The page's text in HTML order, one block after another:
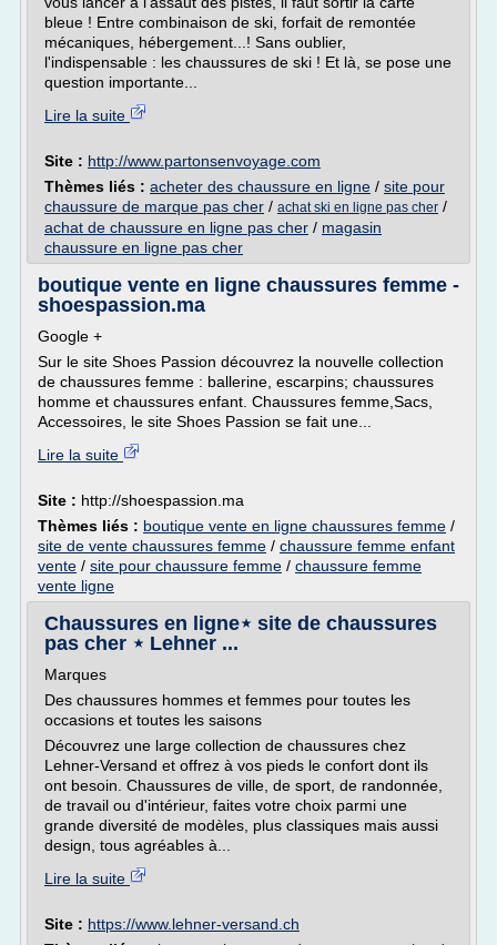
bleue ! Entre combinaison de ski, forfait de remontée
mécaniques, hébergement...! Sans oublier,
l'indispensable : les chaussures de ski ! Et là, se pose une
question importante...
Lire la suite
Site : http://www.partonsenvoyage.com
Thèmes liés : acheter des chaussure en ligne / site pour
chaussure de marque pas cher / achat ski en ligne pas cher /
achat de chaussure en ligne pas cher / magasin
chaussure en ligne pas cher
boutique vente en ligne chaussures femme -
shoespassion.ma
Google +
Sur le site Shoes Passion découvrez la nouvelle collection
de chaussures femme : ballerine, escarpins; chaussures
homme et chaussures enfant. Chaussures femme,Sacs,
Accessoires, le site Shoes Passion se fait une...
Lire la suite
Site : http://shoespassion.ma
Thèmes liés : boutique vente en ligne chaussures femme /
site de vente chaussures femme / chaussure femme enfant
vente / site pour chaussure femme / chaussure femme
vente ligne
Chaussures en ligne⋆ site de chaussures
pas cher ⋆ Lehner ...
Marques
Des chaussures hommes et femmes pour toutes les
occasions et toutes les saisons
Découvrez une large collection de chaussures chez
Lehner-Versand et offrez à vos pieds le confort dont ils
ont besoin. Chaussures de ville, de sport, de randonnée,
de travail ou d'intérieur, faites votre choix parmi une
grande diversité de modèles, plus classiques mais aussi
design, tous agréables à...
Lire la suite
Site : https://www.lehner-versand.ch